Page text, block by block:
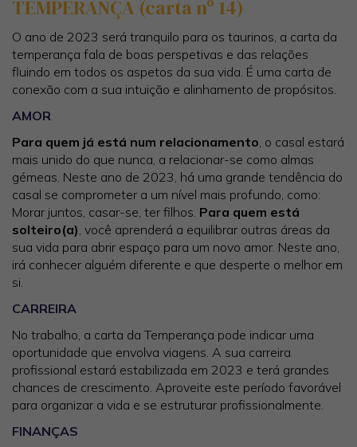
TEMPERANÇA (carta nº 14)
O ano de 2023 será tranquilo para os taurinos, a carta da
temperança fala de boas perspetivas e das relações
fluindo em todos os aspetos da sua vida. É uma carta de
conexão com a sua intuição e alinhamento de propósitos.
AMOR
Para quem já está num relacionamento , o casal estará
mais unido do que nunca, a relacionar-se como almas
gémeas. Neste ano de 2023, há uma grande tendência do
casal se comprometer a um nível mais profundo, como:
Morar juntos, casar-se, ter filhos. Para quem está
solteiro(a) , você aprenderá a equilibrar outras áreas da
sua vida para abrir espaço para um novo amor. Neste ano,
irá conhecer alguém diferente e que desperte o melhor em
si.
CARREIRA
No trabalho, a carta da Temperança pode indicar uma
oportunidade que envolva viagens. A sua carreira
profissional estará estabilizada em 2023 e terá grandes
chances de crescimento. Aproveite este período favorável
para organizar a vida e se estruturar profissionalmente.
FINANÇAS